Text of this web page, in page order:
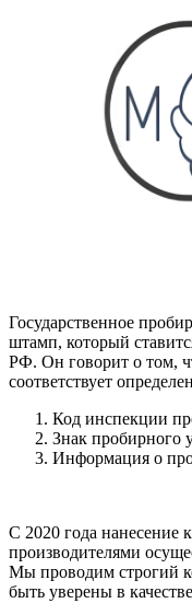
Государственное
штамп, который
РФ. Он говорит о том,
соответствует
Код инспекции
Знак пробирного
Информация о
С 2020 года нанесение
производителями
Мы проводим строгий
быть уверены в